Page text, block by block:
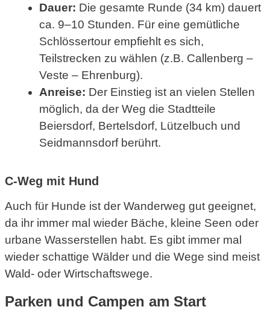
Dauer: Die gesamte Runde (34 km) dauert
ca. 9–10 Stunden. Für eine gemütliche
Schlössertour empfiehlt es sich,
Teilstrecken zu wählen (z.B. Callenberg –
Veste – Ehrenburg).
Anreise: Der Einstieg ist an vielen Stellen
möglich, da der Weg die Stadtteile
Beiersdorf, Bertelsdorf, Lützelbuch und
Seidmannsdorf berührt.
C-Weg mit Hund
Auch für Hunde ist der Wanderweg gut geeignet,
da ihr immer mal wieder Bäche, kleine Seen oder
urbane Wasserstellen habt. Es gibt immer mal
wieder schattige Wälder und die Wege sind meist
Wald- oder Wirtschaftswege.
Parken und Campen am Start